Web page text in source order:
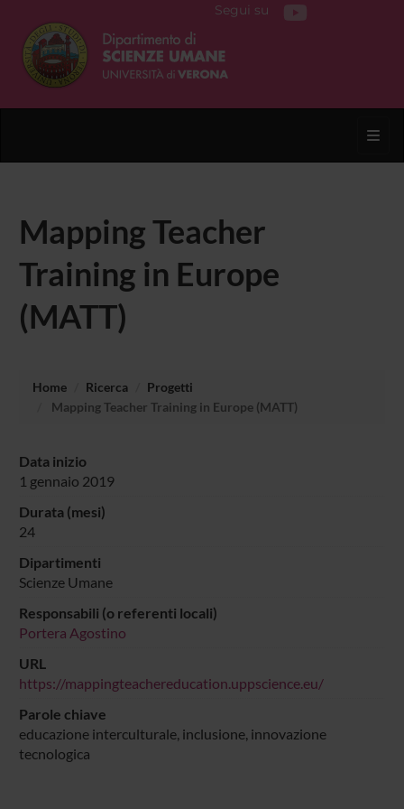
Segui su
Mapping Teacher
Training in Europe
(MATT)
Home Ricerca
Progetti
Mapping Teacher Training in Europe (MATT)
Data inizio
1 gennaio 2019
Durata (mesi)
24
Dipartimenti
Scienze Umane
Responsabili (o referenti locali)
Portera Agostino
URL
https://mappingteachereducation.uppscience.eu/
Parole chiave
educazione interculturale, inclusione, innovazione
tecnologica